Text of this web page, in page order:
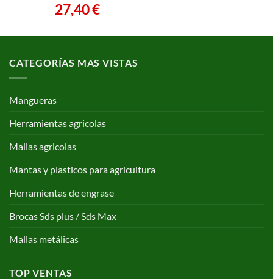
27,40€
CATEGORÍAS MAS VISTAS
Mangueras
Herramientas agricolas
Mallas agricolas
Mantas y plasticos para agricultura
Herramientas de engrase
Brocas Sds plus / Sds Max
Mallas metálicas
TOP VENTAS